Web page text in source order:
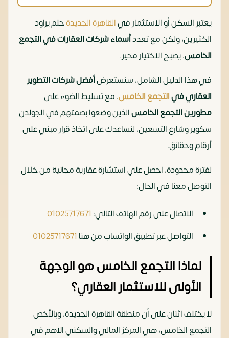
يعتبر السكن أو الاستثمار فيالقاهرة الجديدةحلم يراود
الكثيرين، ولكن مع تعددأسماء شركات العقارات في التجمع
الخامس، يصبح الاختيار محير.
في هذا الدليل الشامل، سنستعرضأفضل شركات التطوير
العقاري فيالتجمع الخامس، مع تسليط الضوء على
مطورين التجمع الخامسالذين وضعوا بصمتهم في الجولدن
سكوير وشارع التسعين، لنساعدك على اتخاذ قرار مبني على
أرقام وحقائق.
لفترة محدودة، احصل علي استشارة عقارية مجانية من خلال
التوصل معنا في الحال:
الاتصال على رقم الهاتف التالي: 01025717671
التواصل عبر تطبيق الواتساب من هنا 01025717671
لماذا التجمع الخامس هو الوجهة
الأولى للاستثمار العقاري؟
لا يختلف اثنان على أن منطقة القاهرة الجديدة، وبالأخص
التجمع الخامس، هي المركز المالي والسكني الأهم في